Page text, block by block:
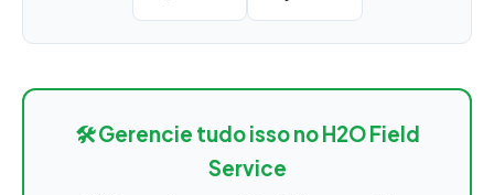
🛠️ Gerencie tudo isso no H2O Field
Service